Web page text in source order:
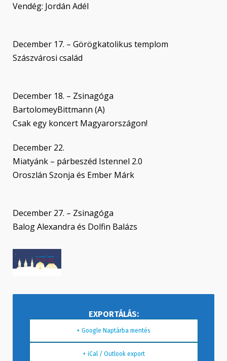
Vendég: Jordán Adél
December 17. – Görögkatolikus templom
Szászvárosi család
December 18. – Zsinagóga
BartolomeyBittmann (A)
Csak egy koncert Magyarországon!
December 22.
Miatyánk – párbeszéd Istennel 2.0
Oroszlán Szonja és Ember Márk
December 27. – Zsinagóga
Balog Alexandra és Dolfin Balázs
+ Google Naptárba mentés
+ iCal / Outlook export